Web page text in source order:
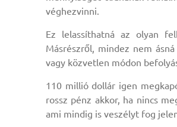
véghezvinni.
Ez lelassíthatná az olyan
Másrészről, mindez nem
vagy közvetlen módon
110 millió dollár igen
rossz pénz akkor, ha nincs
ami mindig is veszélyt fog